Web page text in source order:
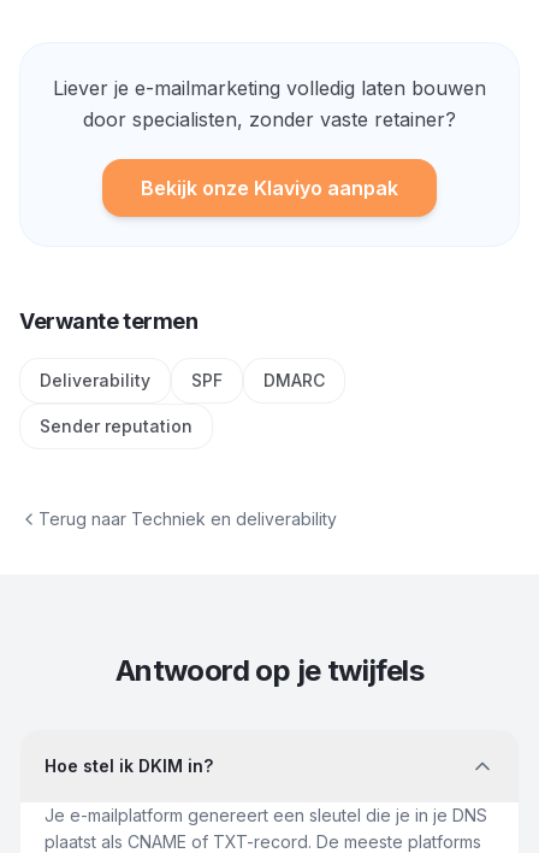
Liever je e-mailmarketing volledig laten bouwen
door specialisten, zonder vaste retainer?
Bekijk onze Klaviyo aanpak
Verwante termen
Deliverability SPF DMARC
Sender reputation
Terug naar Techniek en deliverability
Antwoord op je twijfels
Hoe stel ik DKIM in?
Je e-mailplatform genereert een sleutel die je in je DNS
plaatst als CNAME of TXT-record. De meeste platforms